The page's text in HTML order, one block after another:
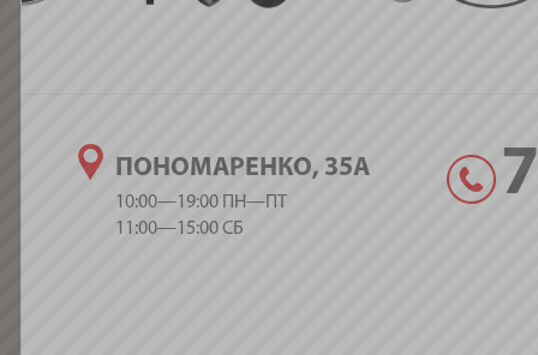
ПОНОМАРЕНКО, 35А
10:00—19:00 ПН—ПТ
11:00—15:00 СБ